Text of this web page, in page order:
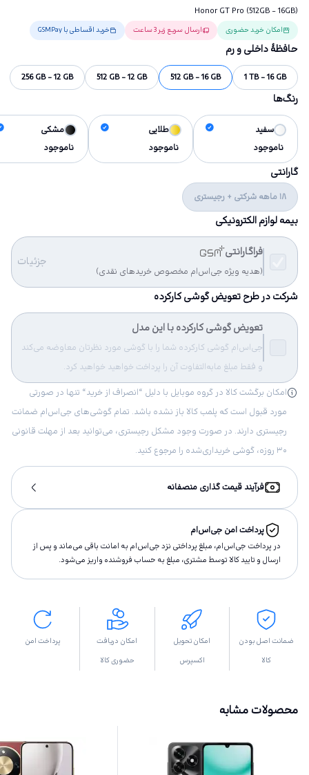
Honor GT Pro (512GB - 16GB)
امکان خرید حضوری ارسال سریع زیر 3 ساعت خرید اقساطی با GSMPay
حافظهٔ داخلی و رم
1 TB - 16 GB
512 GB - 16 GB
512 GB - 12 GB
256 GB - 12 GB
رنگ‌ها
سفید
ناموجود
طلایی
ناموجود
مشکی
ناموجود
گارانتی
18 ماهه شرکتی + رجیستری
بیمه لوازم الکترونیکی
فراگارانتی
(هدیه ویژه جی‌اس‌ام مخصوص خریدهای نقدی)
جزئیات
شرکت در طرح تعویض گوشی کارکرده
تعویض گوشی کارکرده با این مدل
جی‌اس‌ام گوشی کارکرده شما را با گوشی مورد نظرتان معاوضه می‌کند
و فقط مبلغ مابه‌التفاوت آن را پرداخت خواهید خواهید کرد.
امکان برگشت کالا در گروه موبایل با دلیل “انصراف از خرید“ تنها در صورتی
مورد قبول است که پلمب کالا باز نشده باشد. تمام گوشی‌های جی‌اس‌ام ضمانت
رجیستری دارند. در صورت وجود مشکل رجیستری، می‌توانید بعد از مهلت قانونی
۳۰ روزه، گوشی خریداری‌شده را مرجوع کنید.
فرآیند قیمت گذاری منصفانه
پرداخت امن جی‌اس‌ام
در پرداخت جی‌اس‌ام، مبلغ پرداختى نزد جی‌اس‌ام به امانت باقى مى‌ماند و پس از
ارسال و تاييد كالا توسط مشتری، مبلغ به حساب فروشنده واريز مى‌شود.
ضمانت اصل بودن
کالا
امکان تحویل
اکسپرس
امکان دریافت
حضوری کالا
پرداخت امن
محصولات مشابه